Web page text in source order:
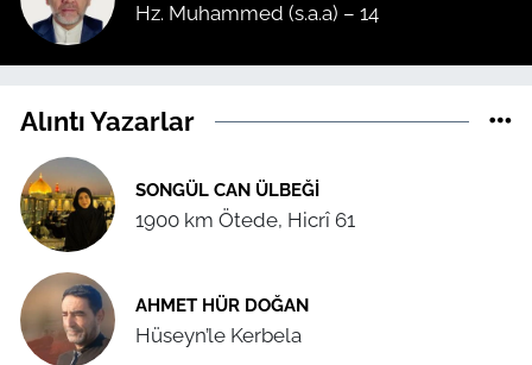
Hz. Muhammed (s.a.a) – 14
Alıntı Yazarlar
SONGÜL CAN ÜLBEĞI
1900 km Ötede, Hicrî 61
AHMET HÜR DOĞAN
Hüseyn’le Kerbela